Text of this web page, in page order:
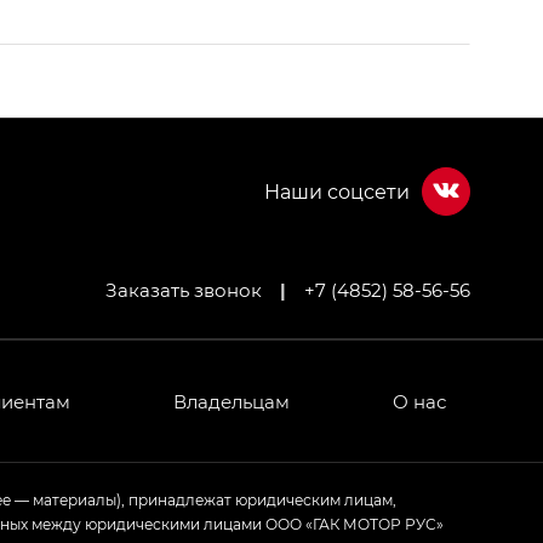
— GB AWD, Джи Эль Полный привод —
Заказать звонок | +7 (4852) 58-56-56
Владельцам О нас
— материалы), принадлежат юридическим лицам,
между юридическими лицами ООО «ГАК МОТОР РУС»